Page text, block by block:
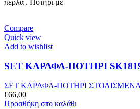
Compare
Quick view
Add to wishlist
SET ΚΑΡΑΦΑ-ΠΟΤΗΡΙ
ΣΕΤ ΚΑΡΑΦΑ-ΠΟΤΗΡΙ ΣΤΟΛΙΣΜΕΝΑ
€66,00
Προσθήκη στο καλάθι